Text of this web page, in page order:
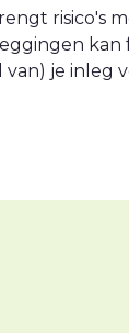
risico's
je inleg